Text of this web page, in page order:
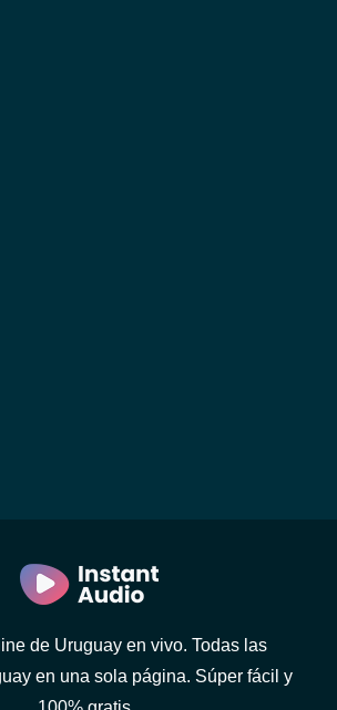
de Uruguay en vivo. Todas las
en una sola página. Súper fácil y